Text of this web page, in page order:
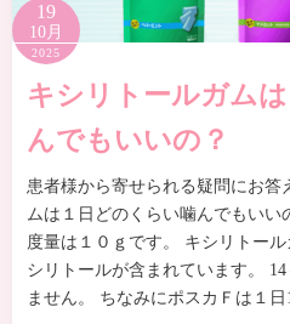
19
10月
2025
キシリトールガム
んでもいいの？
患者様から寄せられる疑問にお答
ムは１日どのくらい噛んでもいい
度量は１０ｇです。 キシリトー
シリトールが含まれています。
ません。 ちなみにポスカＦは１